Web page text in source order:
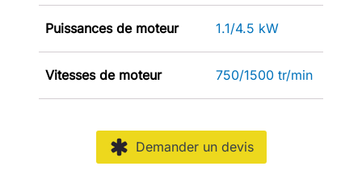
Puissances de moteur 1.1/4.5 kW
Vitesses de moteur 750/1500 tr/min
Demander un devis